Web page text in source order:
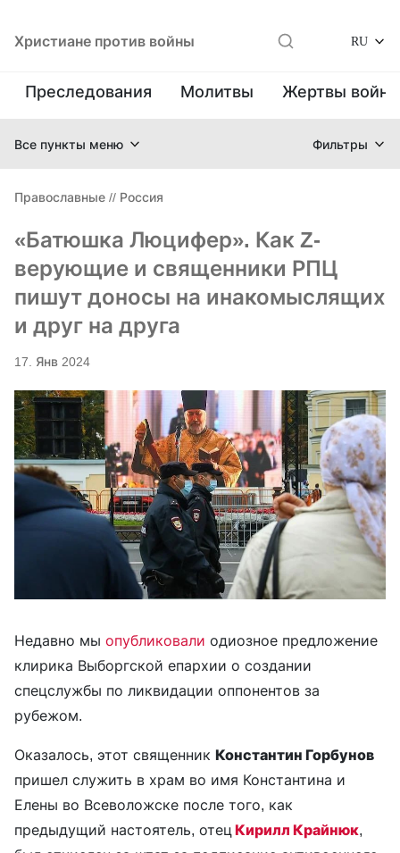
Христиане против войны RU
Преследования Молитвы Жертвы
Все пункты меню Фильтры
Православные // Россия
«Батюшка Люцифер». Как Z-
верующие и священники РПЦ
пишут доносы на инакомыслящих
и друг на друга
17. Янв 2024
Недавно мы опубликовали одиозное предложение
клирика Выборгской епархии о создании
спецслужбы по ликвидации оппонентов за
рубежом.
Оказалось, этот священник Константин Горбунов
пришел служить в храм во имя Константина и
Елены во Всеволожске после того, как
предыдущий настоятель, отецКирилл Крайнюк,